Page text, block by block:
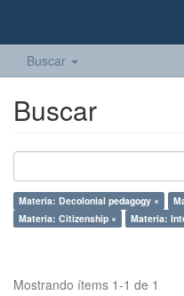
Buscar
Buscar
Materia: Decolonial pedagogy ×
Materia: Citizenship ×
Materia:
Mostrando ítems 1-1 de 1